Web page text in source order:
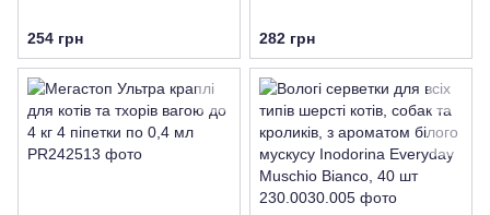
254 грн 282 грн